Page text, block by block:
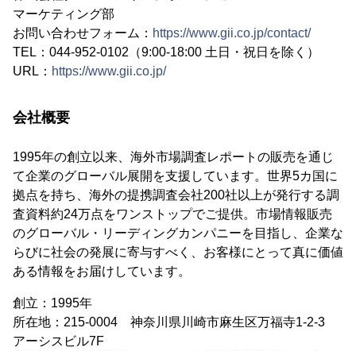
マーケティング部
お問い合わせフォーム： https://www.gii.co.jp/contact/
TEL：044-952-0102（9:00-18:00 土日・祝日を除く）
URL： https://www.gii.co.jp/
会社概要
1995年の創立以来、海外市場調査レポートの販売を通じ
て企業のグローバル展開を支援しています。世界5カ国に
拠点を持ち、海外の提携調査会社200社以上が発行する調
査資料約24万点をワンストップでご提供。市場情報販売
のグローバル・リーディングカンパニーを目指し、企業な
らびに社会の発展に寄与すべく、お客様にとって真に価値
ある情報をお届けしています。
創立：1995年
所在地：215-0004 神奈川県川崎市麻生区万福寺1-2-3
アーシスビル7F